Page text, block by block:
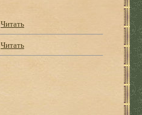
Читать
Читать